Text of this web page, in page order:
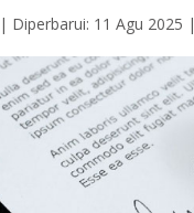
Diperbarui: 11 Agu 2025 |